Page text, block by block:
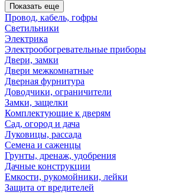
Показать еще
Провод, кабель, гофры
Светильники
Электрика
Электрообогревательные приборы
Двери, замки
Двери межкомнатные
Дверная фурнитура
Доводчики, ограничители
Замки, защелки
Комплектующие к дверям
Сад, огород и дача
Луковицы, рассада
Семена и саженцы
Грунты, дренаж, удобрения
Дачные конструкции
Емкости, рукомойники, лейки
Защита от вредителей